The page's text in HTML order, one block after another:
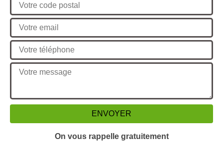
On vous rappelle gratuitement